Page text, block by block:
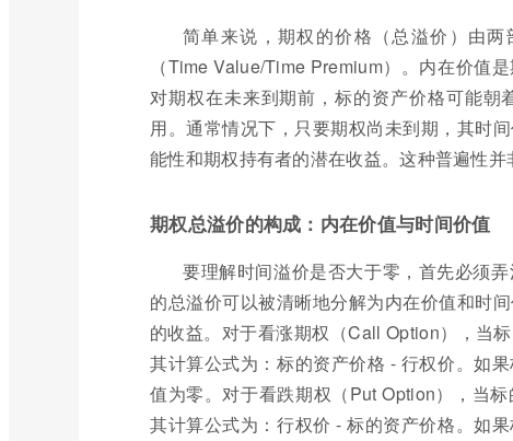
简单来说，期权的价格（总溢价）由
（Time Value/Time Premium）。内在价值
对期权在未来到期前，标的资产价格可能
用。通常情况下，只要期权尚未到期，其时
能性和期权持有者的潜在收益。这种普遍性
期权总溢价的构成：内在价值与时间价值
要理解时间溢价是否大于零，首先必须
的总溢价可以被清晰地分解为内在价值和时
的收益。对于看涨期权（Call Option），当
其计算公式为：标的资产价格 - 行权价。如
值为零。对于看跌期权（Put Option），当
其计算公式为：行权价 - 标的资产价格。如